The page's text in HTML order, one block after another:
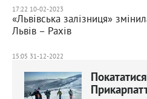
17:22 10-02-2023
«Львівська залізниця»
Львів – Рахів
15:05 31-12-2022